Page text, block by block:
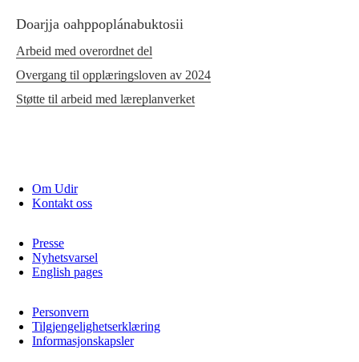
Doarjja oahppoplánabuktosii
Arbeid med overordnet del
Overgang til opplæringsloven av 2024
Støtte til arbeid med læreplanverket
Om Udir
Kontakt oss
Presse
Nyhetsvarsel
English pages
Personvern
Tilgjengelighetserklæring
Informasjonskapsler